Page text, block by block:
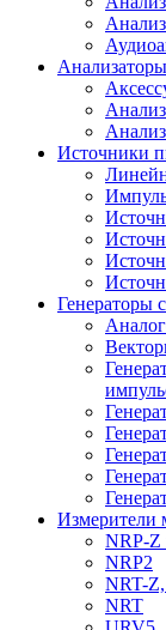
Источники
Генераторы
Измерители
NRP-Z
NRP2
NRT-
NRT